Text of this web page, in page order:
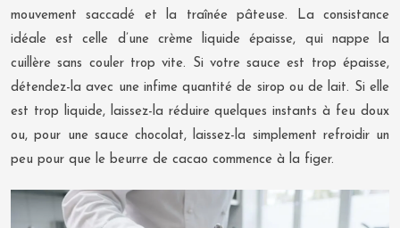
mouvement saccadé et la traînée pâteuse. La consistance
idéale est celle d’une crème liquide épaisse, qui nappe la
cuillère sans couler trop vite. Si votre sauce est trop épaisse,
détendez-la avec une infime quantité de sirop ou de lait. Si elle
est trop liquide, laissez-la réduire quelques instants à feu doux
ou, pour une sauce chocolat, laissez-la simplement refroidir un
peu pour que le beurre de cacao commence à la figer.